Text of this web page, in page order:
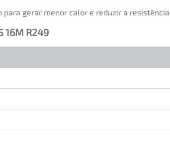
para gerar menor calor e reduzir a
16M R249